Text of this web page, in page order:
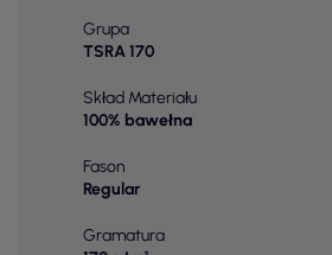
Grupa
TSRA 170
Skład Materiału
100% bawełna
Fason
Regular
Gramatura